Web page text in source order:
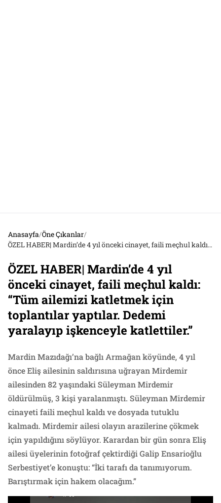
Anasayfa/Öne Çıkanlar/
ÖZEL HABER| Mardin’de 4 yıl önceki cinayet, faili meçhul kaldı: “Tüm ailemizi katletmek için toplantılar yaptılar. Dedemi yaralayıp işkenceyle katlettiler.”
ÖZEL HABER| Mardin’de 4 yıl
önceki cinayet, faili meçhul kaldı:
“Tüm ailemizi katletmek için
toplantılar yaptılar. Dedemi
yaralayıp işkenceyle katlettiler.”
Mardin Mazıdağı’na bağlı Armağan köyünde, 4 yıl
önce Eliş ailesinin saldırısına uğrayan Mirdemir
ailesinden 82 yaşındaki Süleyman Mirdemir
öldürülmüş, 3 kişi yaralanmıştı. Süleyman Mirdemir
cinayeti faili meçhul kaldı ve dosyada tutuklu
kalmadı. Mirdemir ailesi olayın arazilerine çökmek
için yapıldığını söylüyor. Karardan bir gün sonra Eliş
ailesi üyelerinin fotoğraf çektirdiği Galip Ensarioğlu
Serbestiyet’e konuştu: “İki tarafı da tanımıyorum.
Barıştırmak için hakem olacağım.”